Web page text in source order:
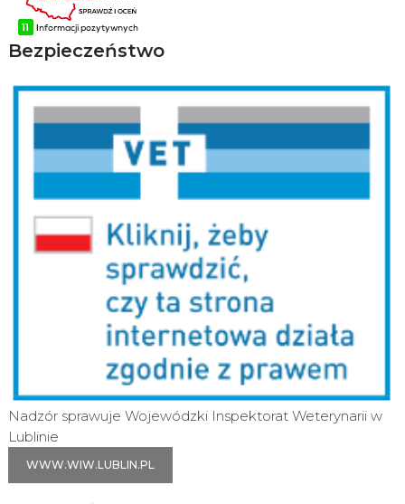
Bezpieczeństwo
Nadzór sprawuje Wojewódzki Inspektorat Weterynarii w
Lublinie
WWW.WIW.LUBLIN.PL